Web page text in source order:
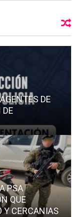
DE
PSA
QUE
Y CERCANIAS